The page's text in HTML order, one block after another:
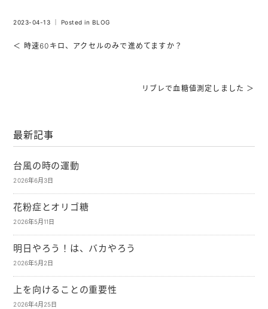
2023-04-13 ｜ Posted in BLOG
＜ 時速60キロ、アクセルのみで進めてますか？
リブレで血糖値測定しました ＞
最新記事
台風の時の運動
2026年6月3日
花粉症とオリゴ糖
2026年5月11日
明日やろう！は、バカやろう
2026年5月2日
上を向けることの重要性
2026年4月25日